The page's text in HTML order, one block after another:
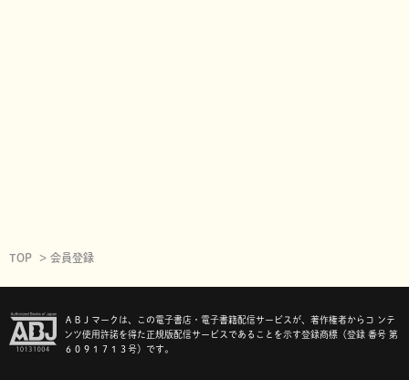
TOP 会員登録
ＡＢＪマークは、この電子書店・電子書籍配信サービスが、著作権者からコ ンテ
ンツ使用許諾を得た正規版配信サービスであることを示す登録商標（登録 番号 第
６０９１７１３号）です。